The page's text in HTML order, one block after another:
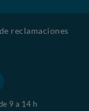
reclamaciones
9 a 14 h